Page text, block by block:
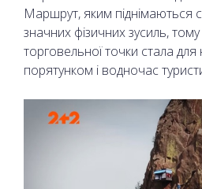
Маршрут, яким піднімаються
значних фізичних зусиль,
торговельної точки стала
порятунком і водночас